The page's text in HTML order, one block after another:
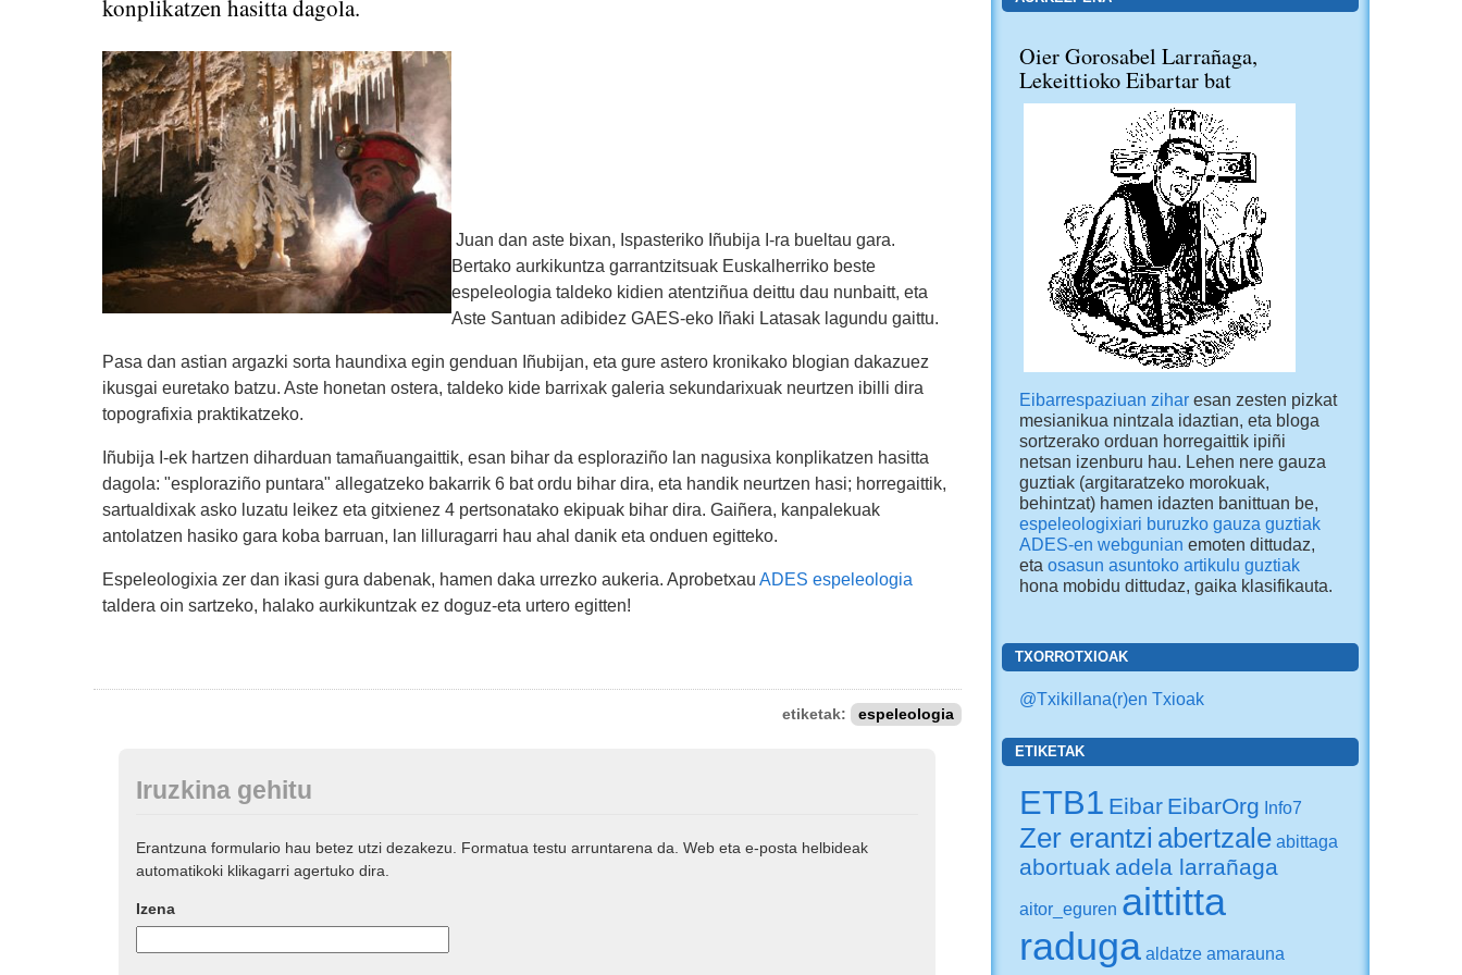
konplikatzen hasitta dagola.
Juan dan aste bixan, Ispasteriko Iñubija I-ra bueltau gara.
Bertako aurkikuntza garrantzitsuak Euskalherriko beste
espeleologia taldeko kidien atentziñua deittu dau nunbaitt, eta
Aste Santuan adibidez GAES-eko Iñaki Latasak lagundu gaittu.
Pasa dan astian argazki sorta haundixa egin genduan Iñubijan, eta gure astero kronikako blogian dakazuez
ikusgai euretako batzu. Aste honetan ostera, taldeko kide barrixak galeria sekundarixuak neurtzen ibilli dira
topografixia praktikatzeko.
Iñubija I-ek hartzen diharduan tamañuangaittik, esan bihar da esploraziño lan nagusixa konplikatzen hasitta
dagola: "esploraziño puntara" allegatzeko bakarrik 6 bat ordu bihar dira, eta handik neurtzen hasi; horregaittik,
sartualdixak asko luzatu leikez eta gitxienez 4 pertsonatako ekipuak bihar dira. Gaiñera, kanpalekuak
antolatzen hasiko gara koba barruan, lan lilluragarri hau ahal danik eta onduen egitteko.
Espeleologixia zer dan ikasi gura dabenak, hamen daka urrezko aukeria. Aprobetxau ADES espeleologia
taldera oin sartzeko, halako aurkikuntzak ez doguz-eta urtero egitten!
etiketak: espeleologia
Iruzkina gehitu
Erantzuna formulario hau betez utzi dezakezu. Formatua testu arruntarena da. Web eta e-posta helbideak
automatikoki klikagarri agertuko dira.
Izena
Oier Gorosabel Larrañaga,
Lekeittioko Eibartar bat
Eibarrespaziuan ziharesan zesten pizkat
mesianikua nintzala idaztian, eta bloga
sortzerako orduan horregaittik ipiñi
netsan izenburu hau. Lehen nere gauza
guztiak (argitaratzeko morokuak,
behintzat) hamen idazten banittuan be,
espeleologixiari buruzko gauza guztiak
ADES-en webgunian emoten dittudaz,
eta osasun asuntoko artikulu guztiak
hona mobidu dittudaz, gaika klasifikauta.
TXORROTXIOAK
@Txikillana(r)en Txioak
ETIKETAK
ETB1 Eibar EibarOrg Info7
Zer erantzi abertzale abittaga
abortuak adela larrañaga
aitor_eguren aittitta
raduga aldatze amarauna